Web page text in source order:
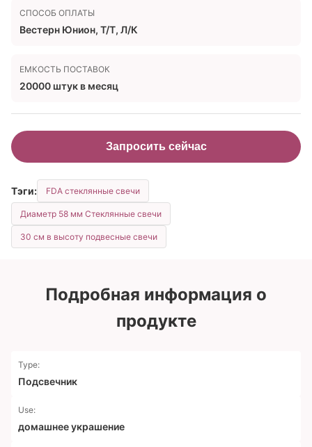
СПОСОБ ОПЛАТЫ
Вестерн Юнион, Т/Т, Л/К
ЕМКОСТЬ ПОСТАВОК
20000 штук в месяц
Запросить сейчас
Тэги: FDA стеклянные свечи
Диаметр 58 мм Стеклянные свечи
30 см в высоту подвесные свечи
Подробная информация о
продукте
Type:
Подсвечник
Use:
домашнее украшение